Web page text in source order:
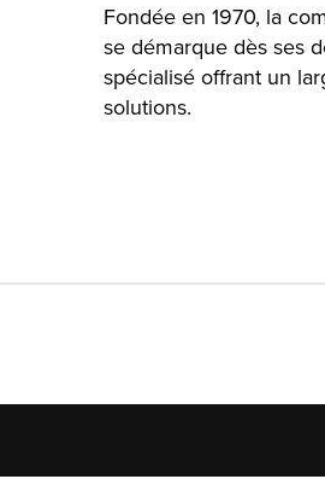
Fondée en 1970, la
se démarque dès ses
spécialisé offrant un
solutions.